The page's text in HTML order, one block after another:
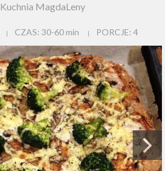
Kuchnia MagdaLeny
CZAS:30-60 min PORCJE: 4